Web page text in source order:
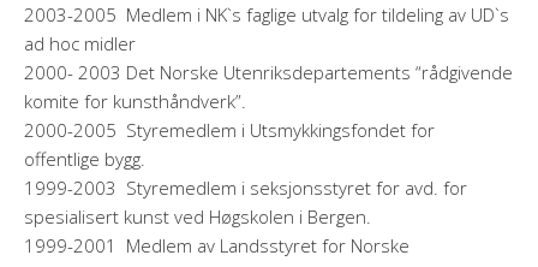
2003-2005 Medlem i NK`s faglige utvalg for tildeling av UD`s
ad hoc midler
2000- 2003 Det Norske Utenriksdepartements “rådgivende
komite for kunsthåndverk”.
2000-2005 Styremedlem i Utsmykkingsfondet for
offentlige bygg.
1999-2003 Styremedlem i seksjonsstyret for avd. for
spesialisert kunst ved Høgskolen i Bergen.
1999-2001 Medlem av Landsstyret for Norske